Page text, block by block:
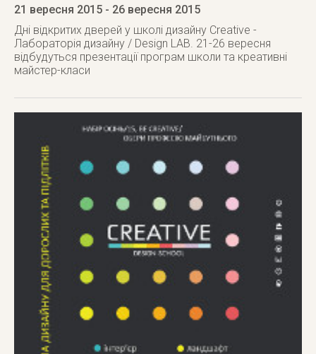
21 вересня 2015 - 26 вересня 2015
Дні відкритих дверей у школі дизайну Creative -
Лабораторія дизайну / Design LAB. 21-26 вересня
відбудуться презентації програм школи та креативні
майстер-класи